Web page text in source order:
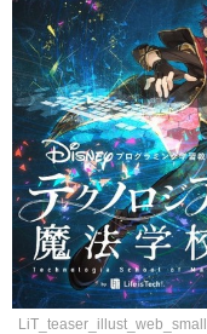
LiT_teaser_illust_web_small